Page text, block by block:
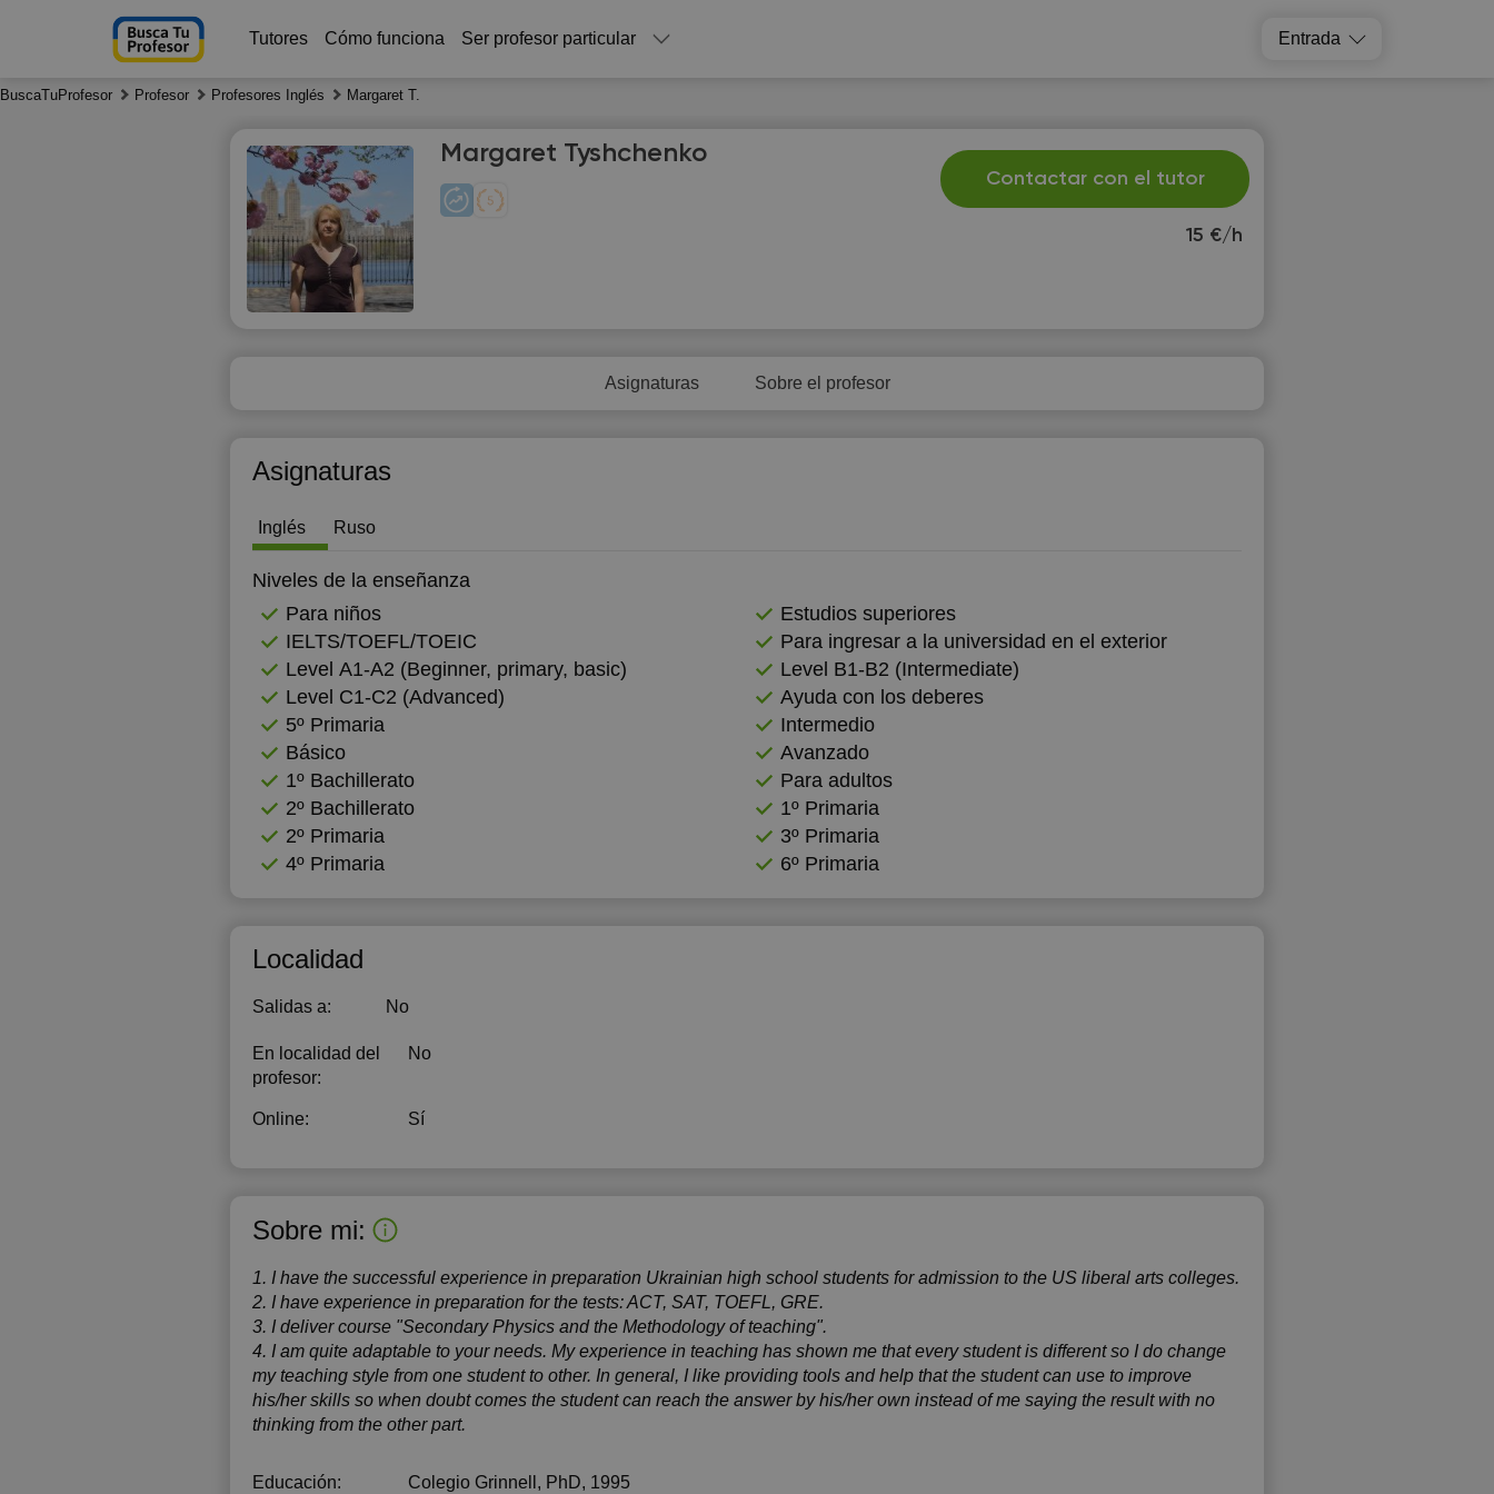
Tutores Cómo funciona Ser profesor particular Entrada
BuscaTuProfesor Profesor Profesores Inglés Margaret T.
15 €/h
Contactar con el tutor
Margaret Tyshchenko
Asignaturas Sobre el profesor
Asignaturas
Inglés Ruso
Niveles de la enseñanza
Para niños
Estudios superiores
IELTS/TOEFL/TOEIC
Para ingresar a la universidad en el exterior
Level А1-А2 (Beginner, primary, basic)
Level B1-B2 (Intermediate)
Level C1-C2 (Advanced)
Ayuda con los deberes
5º Primaria
Intermedio
Básico
Avanzado
1º Bachillerato
Para adultos
2º Bachillerato
1º Primaria
2º Primaria
3º Primaria
4º Primaria
6º Primaria
Localidad
Salidas a: No
En localidad del
profesor:
No
Online: Sí
Sobre mi:
1. I have the successful experience in preparation Ukrainian high school students for admission to the US liberal arts colleges.
2. I have experience in preparation for the tests: ACT, SAT, TOEFL, GRE.
3. I deliver course "Secondary Physics and the Methodology of teaching".
4. I am quite adaptable to your needs. My experience in teaching has shown me that every student is different so I do change
my teaching style from one student to other. In general, I like providing tools and help that the student can use to improve
his/her skills so when doubt comes the student can reach the answer by his/her own instead of me saying the result with no
thinking from the other part.
Educación: Colegio Grinnell , PhD, 1995
Fr
7